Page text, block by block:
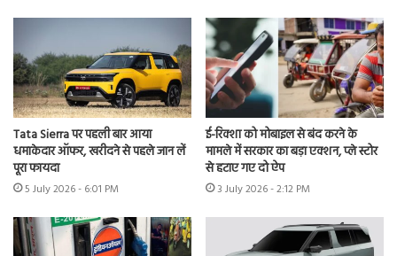
Tata Sierra पर पहली बार आया
धमाकेदार ऑफर, खरीदने से पहले जान लें
पूरा फायदा
5 July 2026 - 6:01 PM
ई-रिक्शा को मोबाइल से बंद करने के
मामले में सरकार का बड़ा एक्शन, प्ले स्टोर
से हटाए गए दो ऐप
3 July 2026 - 2:12 PM